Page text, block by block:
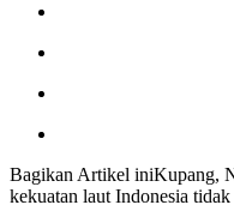
Bagikan Artikel iniKupang,
kekuatan laut Indonesia